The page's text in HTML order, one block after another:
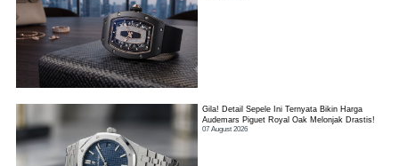
Gila! Detail Sepele Ini Ternyata Bikin Harga
Audemars Piguet Royal Oak Melonjak Drastis!
07 August 2026